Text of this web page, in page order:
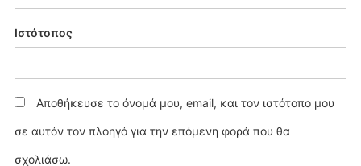
Ιστότοπος
Αποθήκευσε το όνομά μου, email, και τον ιστότοπο μου
σε αυτόν τον πλοηγό για την επόμενη φορά που θα
σχολιάσω.